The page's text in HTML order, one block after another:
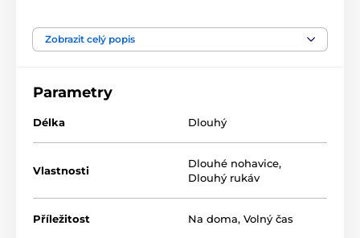
kteří hledají přírodní materiály. Prádlo z tohoto
materiálu je vhodné pro každodenní nošení.. Kolekce:
Zobrazit celý popis
Parametry
Délka Dlouhý
Vlastnosti
Dlouhé nohavice,
Dlouhý rukáv
Příležitost Na doma, Volný čas